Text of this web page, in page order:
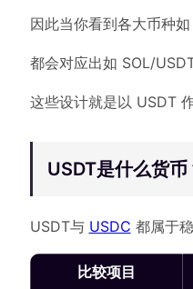
因此当你看到各大币种如
都会对应出如 SOL/
这些设计就是以 USDT
USDT是什么货
USDT与 USDC 都属于
比较项目